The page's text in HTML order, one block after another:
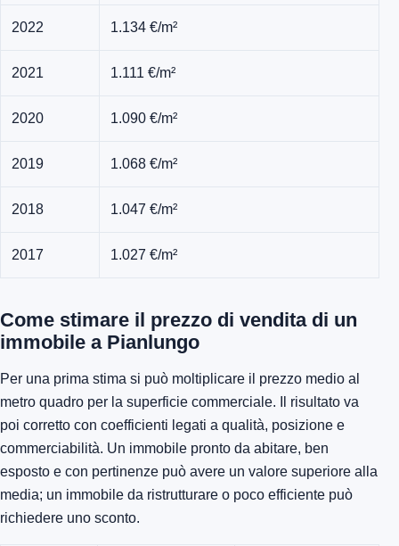
2022 1.134 €/m²
2021 1.111 €/m²
2020 1.090 €/m²
2019 1.068 €/m²
2018 1.047 €/m²
2017 1.027 €/m²
Come stimare il prezzo di vendita di un
immobile a Pianlungo
Per una prima stima si può moltiplicare il prezzo medio al
metro quadro per la superficie commerciale. Il risultato va
poi corretto con coefficienti legati a qualità, posizione e
commerciabilità. Un immobile pronto da abitare, ben
esposto e con pertinenze può avere un valore superiore alla
media; un immobile da ristrutturare o poco efficiente può
richiedere uno sconto.